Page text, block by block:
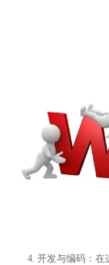
4. 开发与编码：在